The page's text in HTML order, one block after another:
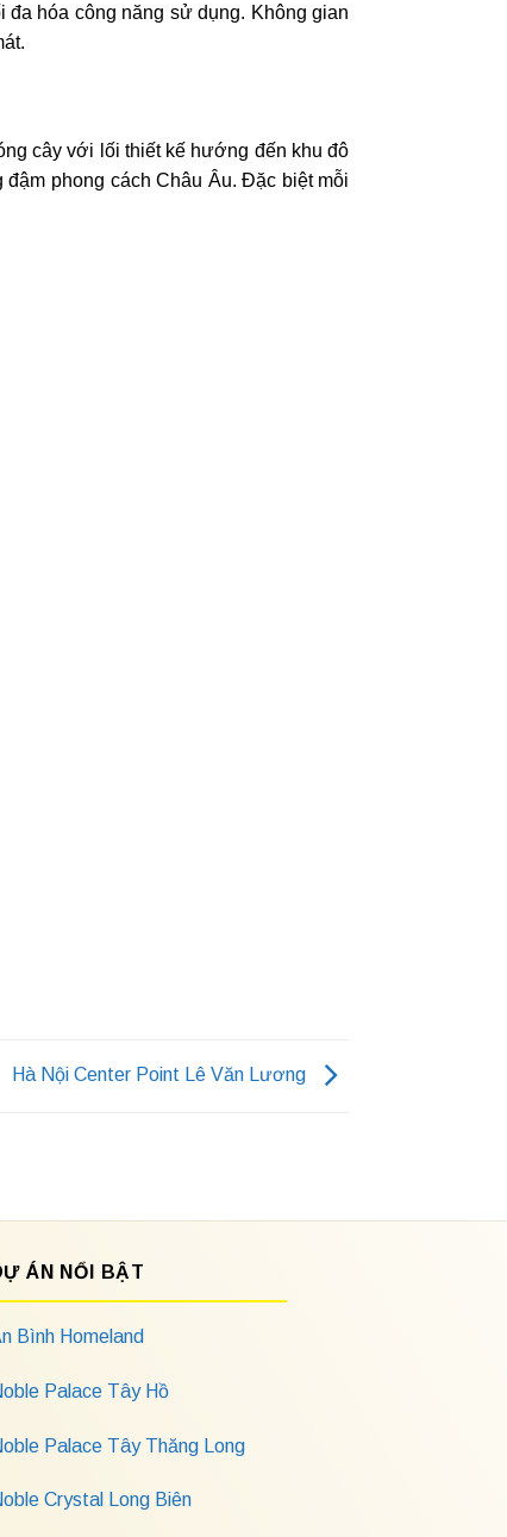
hóa công năng sử dụng. Không gian
cây với lối thiết kế hướng đến khu đô
phong cách Châu Âu. Đặc biệt mỗi
Hà Nội Center Point Lê Văn Lương
ÁN NỔI BẬT
Bình Homeland
Palace Tây Hồ
Palace Tây Thăng Long
Crystal Long Biên